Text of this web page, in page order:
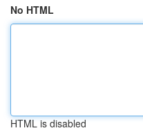
No HTML
HTML is disabled